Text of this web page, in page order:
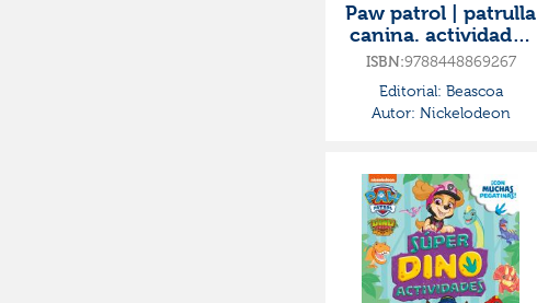
Paw patrol | patrulla
canina. actividades
- súper busca y
está
ISBN:9788448869267
Editorial: Beascoa
Autor: Nickelodeon